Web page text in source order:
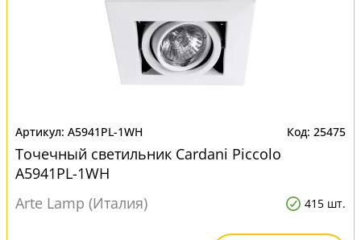
A5941PL-1WH 25475
Точечный светильник Cardani Piccolo
A5941PL-1WH
Arte Lamp (Италия)
415 шт.